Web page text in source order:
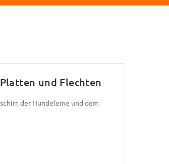
und Flechten
der Hundeleine und dem